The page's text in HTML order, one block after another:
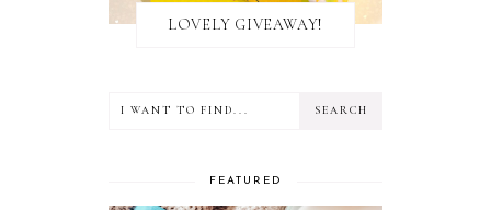
LOVELY GIVEAWAY!
FEATURED